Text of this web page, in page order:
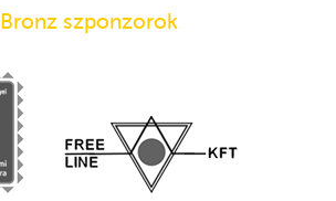
Bronz szponzorok